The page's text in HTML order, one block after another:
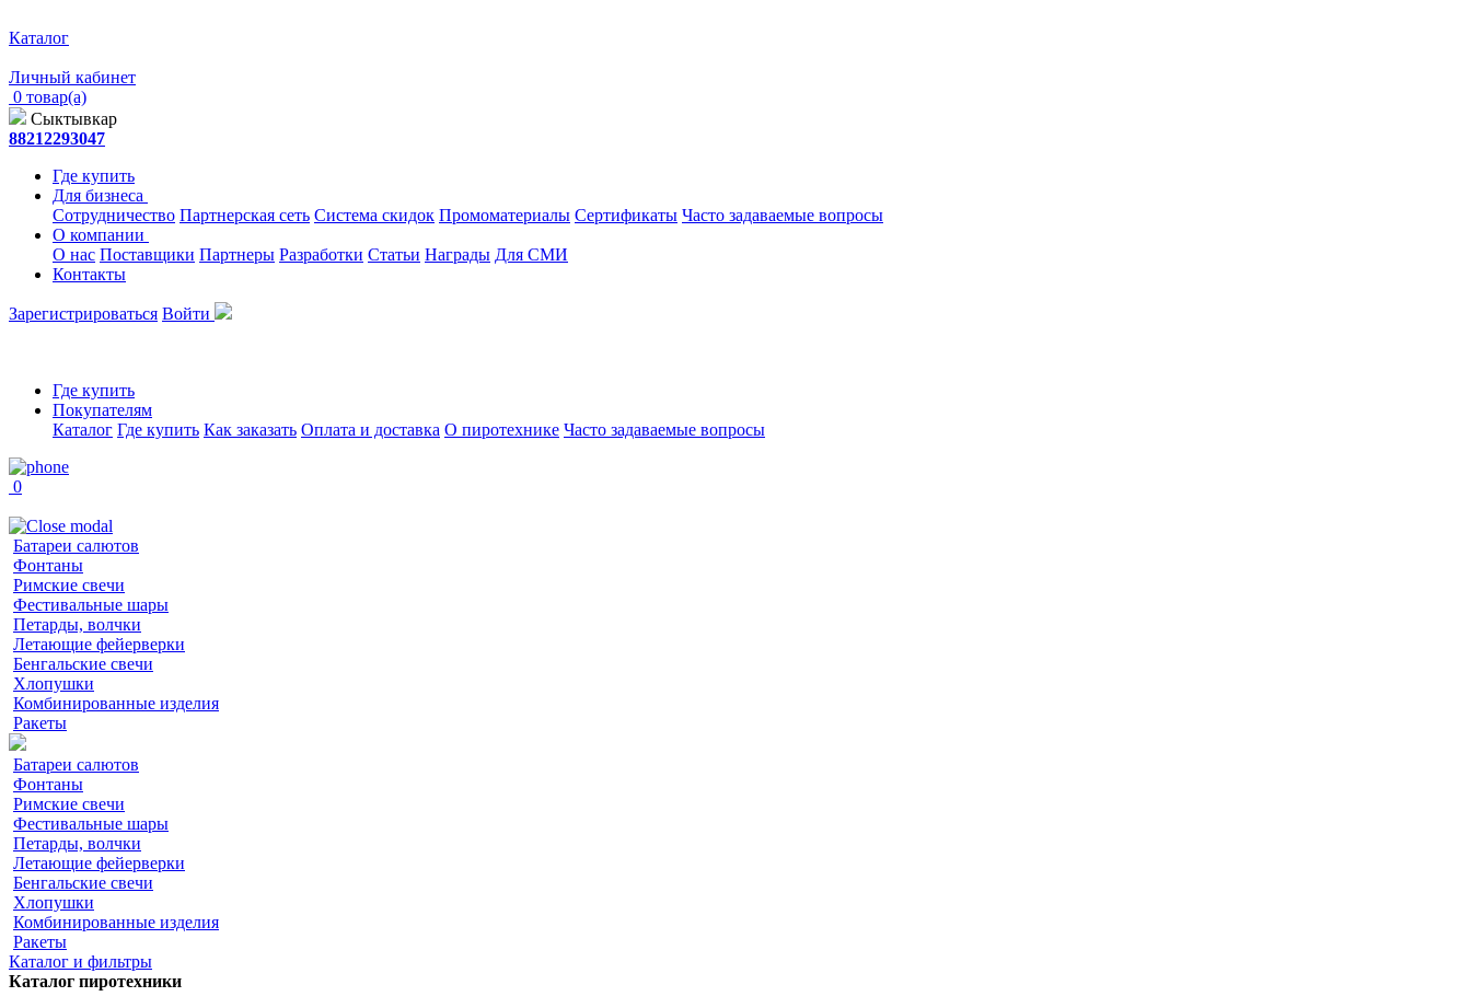
Каталог
Личный кабинет
0 товар(а)
Сыктывкар
88212293047
Где купить
Для бизнеса
Сотрудничество Партнерская сеть Система скидок Промоматериалы Сертификаты Часто задаваемые вопросы
О компании
О нас Поставщики Партнеры Разработки Статьи Награды Для СМИ
Контакты
Зарегистрироваться Войти
Где купить
Покупателям
Каталог Где купить Как заказать Оплата и доставка О пиротехнике Часто задаваемые вопросы
0
Батареи салютов
Фонтаны
Римские свечи
Фестивальные шары
Петарды, волчки
Летающие фейерверки
Бенгальские свечи
Хлопушки
Комбинированные изделия
Ракеты
Батареи салютов
Фонтаны
Римские свечи
Фестивальные шары
Петарды, волчки
Летающие фейерверки
Бенгальские свечи
Хлопушки
Комбинированные изделия
Ракеты
Каталог и фильтры
Каталог пиротехники